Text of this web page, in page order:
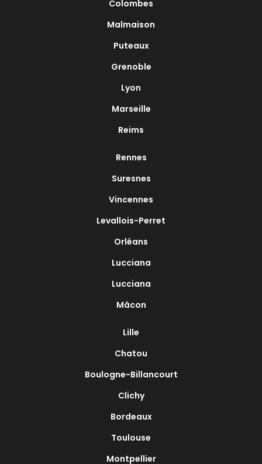
Colombes
Malmaison
Puteaux
Grenoble
Lyon
Marseille
Reims
Rennes
Suresnes
Vincennes
Levallois-Perret
Orléans
Lucciana
Lucciana
Mâcon
Lille
Chatou
Boulogne-Billancourt
Clichy
Bordeaux
Toulouse
Montpellier